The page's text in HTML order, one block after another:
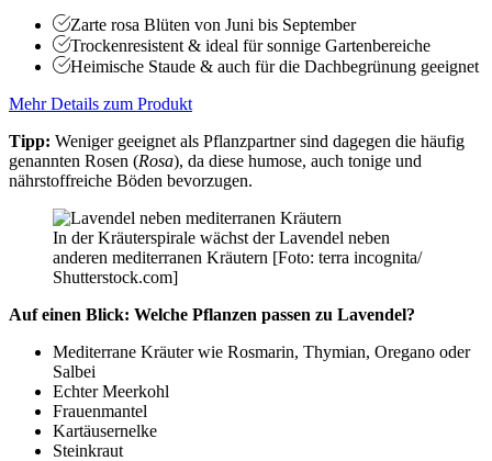
Zarte rosa Blüten von Juni bis September
Trockenresistent & ideal für sonnige Gartenbereiche
Heimische Staude & auch für die Dachbegrünung geeignet
Mehr Details zum Produkt
Tipp: Weniger geeignet als Pflanzpartner sind dagegen die häufig
genannten Rosen (Rosa), da diese humose, auch tonige und
nährstoffreiche Böden bevorzugen.
In der Kräuterspirale wächst der Lavendel neben
anderen mediterranen Kräutern [Foto: terra incognita/
Shutterstock.com]
Auf einen Blick: Welche Pflanzen passen zu Lavendel?
Mediterrane Kräuter wie Rosmarin, Thymian, Oregano oder
Salbei
Echter Meerkohl
Frauenmantel
Kartäusernelke
Steinkraut